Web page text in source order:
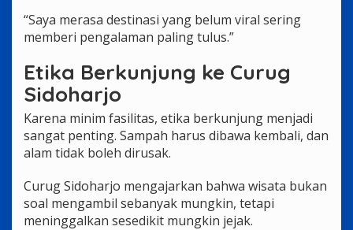
“Saya merasa destinasi yang belum viral sering
memberi pengalaman paling tulus.”
Etika Berkunjung ke Curug
Sidoharjo
Karena minim fasilitas, etika berkunjung menjadi
sangat penting. Sampah harus dibawa kembali, dan
alam tidak boleh dirusak.
Curug Sidoharjo mengajarkan bahwa wisata bukan
soal mengambil sebanyak mungkin, tetapi
meninggalkan sesedikit mungkin jejak.